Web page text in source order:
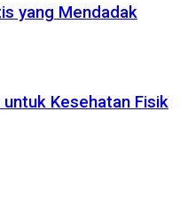
yang Mendadak
Kesehatan Fisik